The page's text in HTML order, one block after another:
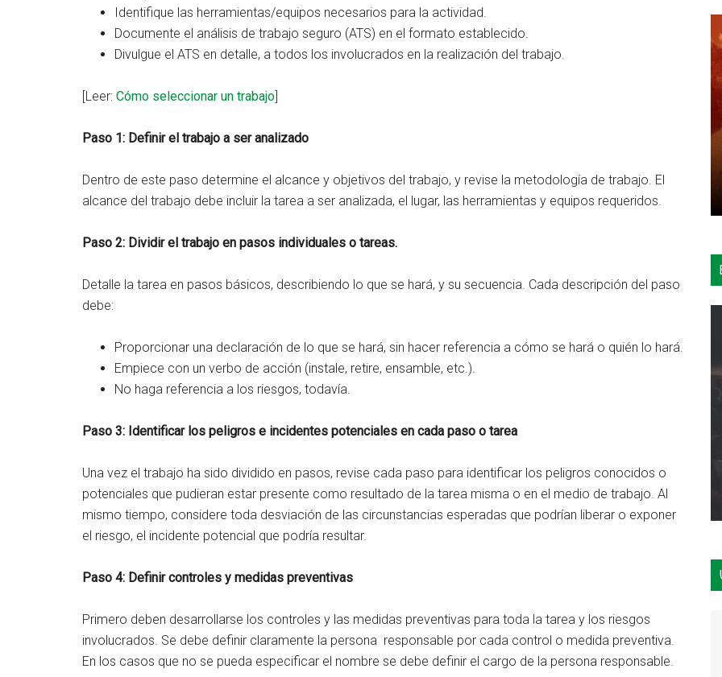
Identifique las herramientas/equipos necesarios para la actividad.
Documente el análisis de trabajo seguro (ATS) en el formato establecido.
Divulgue el ATS en detalle, a todos los involucrados en la realización del trabajo.
[Leer: Cómo seleccionar un trabajo]
Paso 1: Definir el trabajo a ser analizado
Dentro de este paso determine el alcance y objetivos del trabajo, y revise la metodología de trabajo. El
alcance del trabajo debe incluir la tarea a ser analizada, el lugar, las herramientas y equipos requeridos.
Paso 2: Dividir el trabajo en pasos individuales o tareas.
Detalle la tarea en pasos básicos, describiendo lo que se hará, y su secuencia. Cada descripción del paso
debe:
Proporcionar una declaración de lo que se hará, sin hacer referencia a cómo se hará o quién lo hará.
Empiece con un verbo de acción (instale, retire, ensamble, etc.).
No haga referencia a los riesgos, todavía.
Paso 3: Identificar los peligros e incidentes potenciales en cada paso o tarea
Una vez el trabajo ha sido dividido en pasos, revise cada paso para identificar los peligros conocidos o
potenciales que pudieran estar presente como resultado de la tarea misma o en el medio de trabajo. Al
mismo tiempo, considere toda desviación de las circunstancias esperadas que podrían liberar o exponer
el riesgo, el incidente potencial que podría resultar.
Paso 4: Definir controles y medidas preventivas
Primero deben desarrollarse los controles y las medidas preventivas para toda la tarea y los riesgos
involucrados. Se debe definir claramente la persona responsable por cada control o medida preventiva.
En los casos que no se pueda especificar el nombre se debe definir el cargo de la persona responsable.